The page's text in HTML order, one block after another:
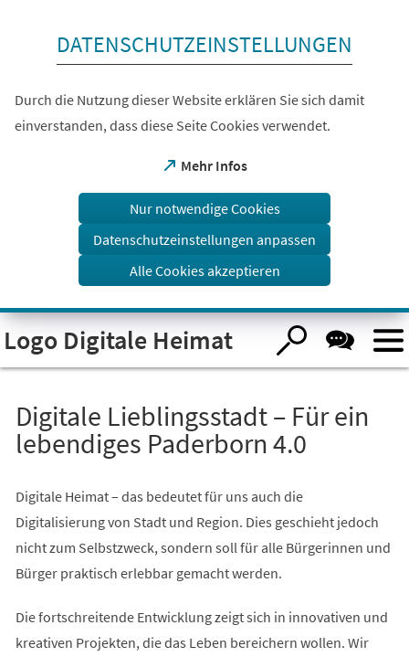
DATENSCHUTZEINSTELLUNGEN
Durch die Nutzung dieser Website erklären Sie sich damit
einverstanden, dass diese Seite Cookies verwendet.
Mehr Infos
(Öffnet
einem
Tab)
Nur notwendige Cookies
Datenschutzeinstellungen anpassen
Alle Cookies akzeptieren
Logo Digitale Heimat
Digitale Lieblingsstadt – Für ein
lebendiges Paderborn 4.0
Digitale Heimat – das bedeutet für uns auch die
Digitalisierung von Stadt und Region. Dies geschieht jedoch
nicht zum Selbstzweck, sondern soll für alle Bürgerinnen und
Bürger praktisch erlebbar gemacht werden.
Die fortschreitende Entwicklung zeigt sich in innovativen und
kreativen Projekten, die das Leben bereichern wollen. Wir